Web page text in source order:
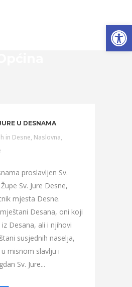
U DESNAMA
in Desne, Naslovna,
proslavljen Sv.
Sv. Jure Desne,
mjesta Desne.
Desana, oni koji
Desana, ali i njihovi
susjednih naselja,
misnom slavlju i
Sv. Jure...